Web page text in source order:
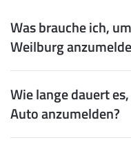
Was brauche ich,
Weilburg
Wie lange dauert
Auto anzumelden?